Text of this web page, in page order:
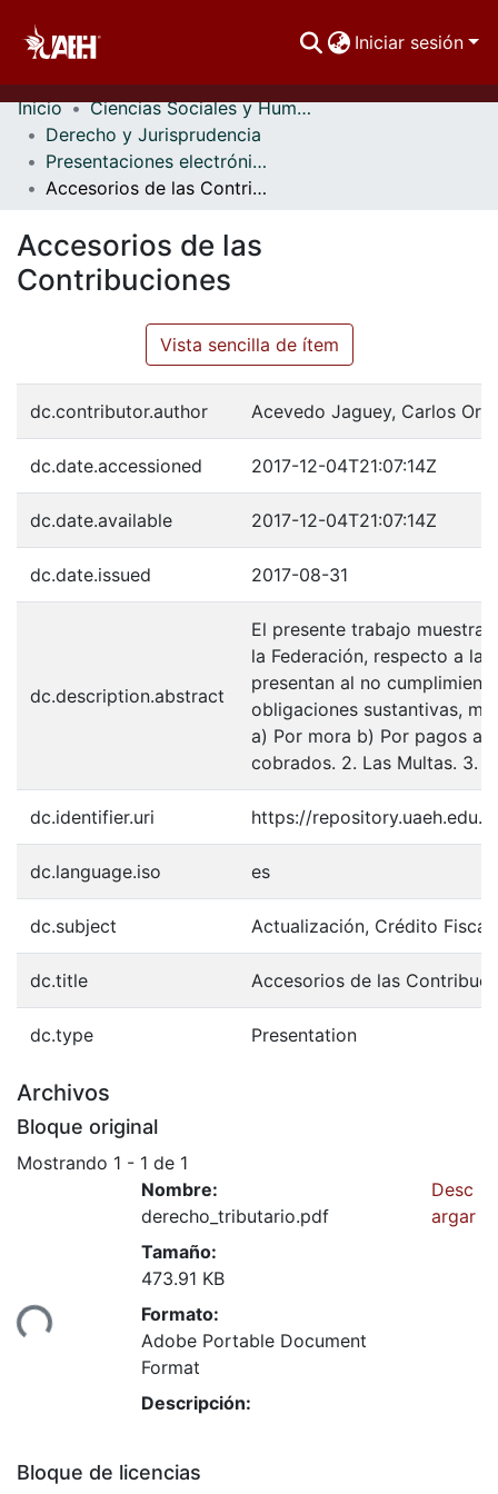
Iniciar sesión
Comunidades
Buscar Por
Inicio
Ciencias Sociales y Humanidades
Derecho y Jurisprudencia
Presentaciones electrónicas
Accesorios de las Contribuciones
Accesorios de las
Contribuciones
Vista sencilla de ítem
dc.contributor.author Acevedo Jaguey, Carlos
dc.date.accessioned 2017-12-04T21:07:14Z
dc.date.available 2017-12-04T21:07:14Z
dc.date.issued 2017-08-31
dc.description.abstract
El presente trabajo muestra
la Federación, respecto a
presentan al no
obligaciones sustantivas,
a) Por mora b) Por pagos a
cobrados. 2. Las Multas. 3.
dc.identifier.uri https://
dc.language.iso es
dc.subject Actualización, Crédito
dc.title Accesorios de las
dc.type Presentation
Archivos
Bloque original
Mostrando 1 - 1 de 1
Nombre:
derecho_tributario.pdf
Tamaño:
473.91 KB
Formato:
Adobe Portable Document
Format
Descripción:
Desc
argar
Bloque de licencias